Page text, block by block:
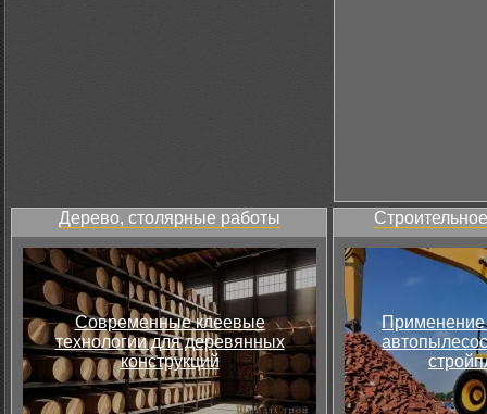
Дерево, столярные работы
Современные клеевые
технологии для деревянных
конструкций
Применение